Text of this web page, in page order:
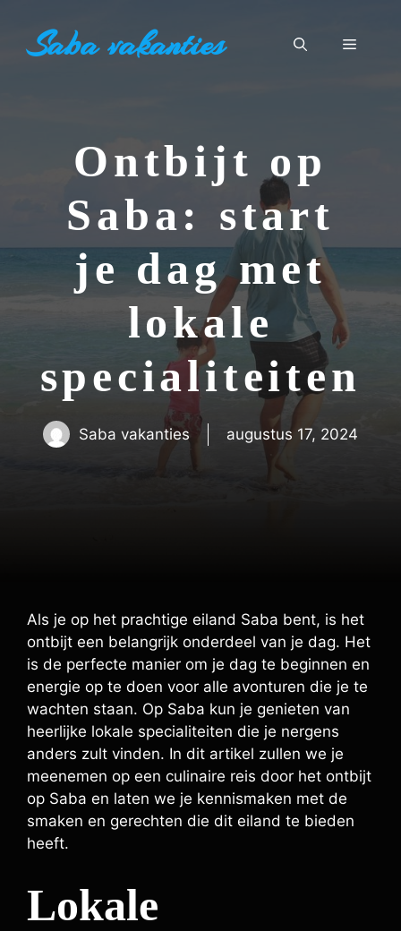
Saba vakanties Menu
Ontbijt op
Saba: start
je dag met
lokale
specialiteiten
Saba vakanties augustus 17, 2024
Als je op het prachtige eiland Saba bent, is het
ontbijt een belangrijk onderdeel van je dag. Het
is de perfecte manier om je dag te beginnen en
energie op te doen voor alle avonturen die je te
wachten staan. Op Saba kun je genieten van
heerlijke lokale specialiteiten die je nergens
anders zult vinden. In dit artikel zullen we je
meenemen op een culinaire reis door het ontbijt
op Saba en laten we je kennismaken met de
smaken en gerechten die dit eiland te bieden
heeft.
Lokale